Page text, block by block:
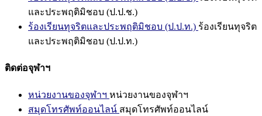
และประพฤติมิชอบ (ป.ป.ช.)
ร้องเรียนทุจริตและประพฤติมิชอบ (ป.ป.ท.) ร้องเรียนทุจริต
และประพฤติมิชอบ (ป.ป.ท.)
ติดต่อจุฬาฯ
หน่วยงานของจุฬาฯ หน่วยงานของจุฬาฯ
สมุดโทรศัพท์ออนไลน์ สมุดโทรศัพท์ออนไลน์